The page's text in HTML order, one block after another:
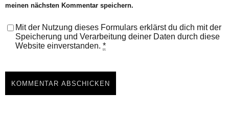
meinen nächsten Kommentar speichern.
Mit der Nutzung dieses Formulars erklärst du dich mit der
Speicherung und Verarbeitung deiner Daten durch diese
Website einverstanden. *